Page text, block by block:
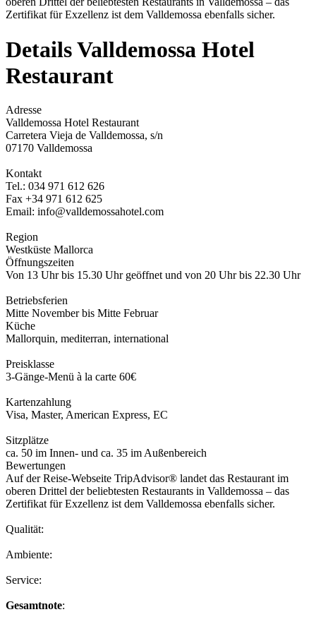
Zertifikat für Exzellenz ist dem Valldemossa ebenfalls sicher.
Details Valldemossa Hotel
Restaurant
Adresse
Valldemossa Hotel Restaurant
Carretera Vieja de Valldemossa, s/n
07170 Valldemossa
Kontakt
Tel.: 034 971 612 626
Fax +34 971 612 625
Email: info@valldemossahotel.com
Region
Westküste Mallorca
Öffnungszeiten
Von 13 Uhr bis 15.30 Uhr geöffnet und von 20 Uhr bis 22.30 Uhr
Betriebsferien
Mitte November bis Mitte Februar
Küche
Mallorquin, mediterran, international
Preisklasse
3-Gänge-Menü à la carte 60€
Kartenzahlung
Visa, Master, American Express, EC
Sitzplätze
ca. 50 im Innen- und ca. 35 im Außenbereich
Bewertungen
Auf der Reise-Webseite TripAdvisor® landet das Restaurant im
oberen Drittel der beliebtesten Restaurants in Valldemossa – das
Zertifikat für Exzellenz ist dem Valldemossa ebenfalls sicher.
Qualität:
Ambiente:
Service:
Gesamtnote: